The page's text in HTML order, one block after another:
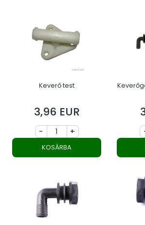
Keverő test
Ár
3,96 EUR
- +
KOSÁRBA